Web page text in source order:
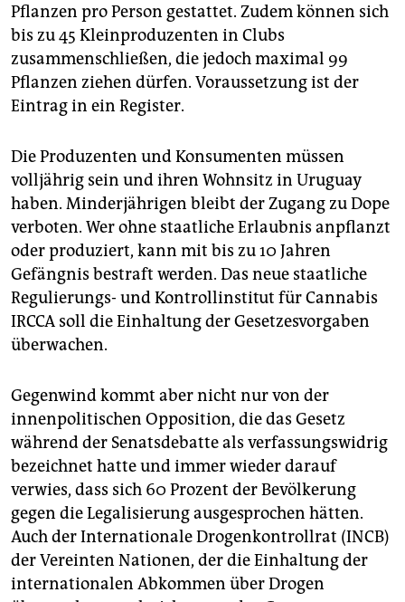
Pflanzen pro Person gestattet. Zudem können sich
bis zu 45 Kleinproduzenten in Clubs
zusammenschließen, die jedoch maximal 99
Pflanzen ziehen dürfen. Voraussetzung ist der
Eintrag in ein Register.
Die Produzenten und Konsumenten müssen
volljährig sein und ihren Wohnsitz in Uruguay
haben. Minderjährigen bleibt der Zugang zu Dope
verboten. Wer ohne staatliche Erlaubnis anpflanzt
oder produziert, kann mit bis zu 10 Jahren
Gefängnis bestraft werden. Das neue staatliche
Regulierungs- und Kontrollinstitut für Cannabis
IRCCA soll die Einhaltung der Gesetzesvorgaben
überwachen.
Gegenwind kommt aber nicht nur von der
innenpolitischen Opposition, die das Gesetz
während der Senatsdebatte als verfassungswidrig
bezeichnet hatte und immer wieder darauf
verwies, dass sich 60 Prozent der Bevölkerung
gegen die Legalisierung ausgesprochen hätten.
Auch der Internationale Drogenkontrollrat (INCB)
der Vereinten Nationen, der die Einhaltung der
internationalen Abkommen über Drogen